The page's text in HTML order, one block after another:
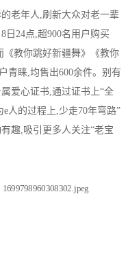
老年人,刷新大众对老一辈
日24点,超900名用户购买
《教你跳好新疆舞》《教你
青睐,均售出600余件。别有
爱心证书,通过证书上“全
人的过程上,少走70年弯路”
趣,吸引更多人关注“老宝